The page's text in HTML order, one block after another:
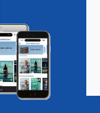
Vacatures